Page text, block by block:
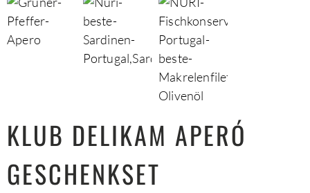
KLUB DELIKAM APERÓ
GESCHENKSET